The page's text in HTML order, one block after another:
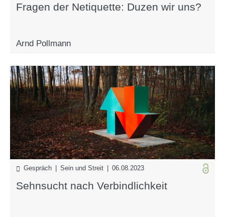
Fragen der Netiquette: Duzen wir uns?
Arnd Pollmann
Gespräch | Sein und Streit | 06.08.2023
Sehnsucht nach Verbindlichkeit